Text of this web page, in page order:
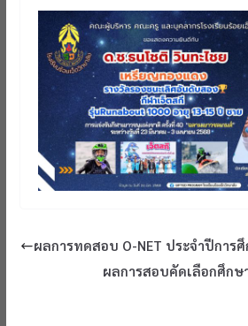
ผลการทดสอบ O-NET ประจำปีการศึ
ผลการสอบคัดเลือกศึก